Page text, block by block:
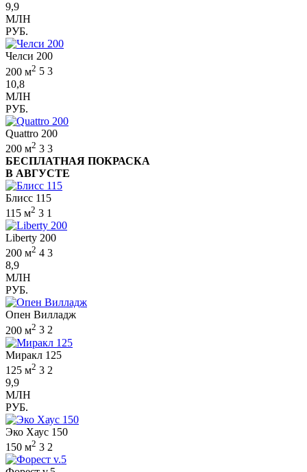
9,9
МЛН
РУБ.
Челси 200
200 м2 5 3
10,8
МЛН
РУБ.
Quattro 200
200 м2 3 3
БЕСПЛАТНАЯ ПОКРАСКА
В АВГУСТЕ
Блисс 115
115 м2 3 1
Liberty 200
200 м2 4 3
8,9
МЛН
РУБ.
Опен Вилладж
200 м2 3 2
Миракл 125
125 м2 3 2
9,9
МЛН
РУБ.
Эко Хаус 150
150 м2 3 2